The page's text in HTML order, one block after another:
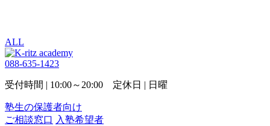
ALL
088-635-1423
受付時間 | 10:00～20:00 定休日 | 日曜
塾生の保護者向け
ご相談窓口 入塾希望者